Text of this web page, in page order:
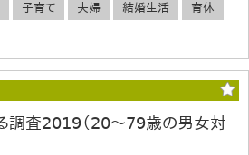
子育て 夫婦 結婚生活 育休
調査2019（20～79歳の男女対